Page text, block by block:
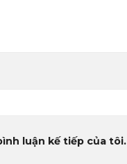
luận kế tiếp của tôi.